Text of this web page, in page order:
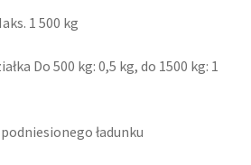
1 500 kg
Do 500 kg: 0,5 kg, do 1500 kg: 1
ładunku